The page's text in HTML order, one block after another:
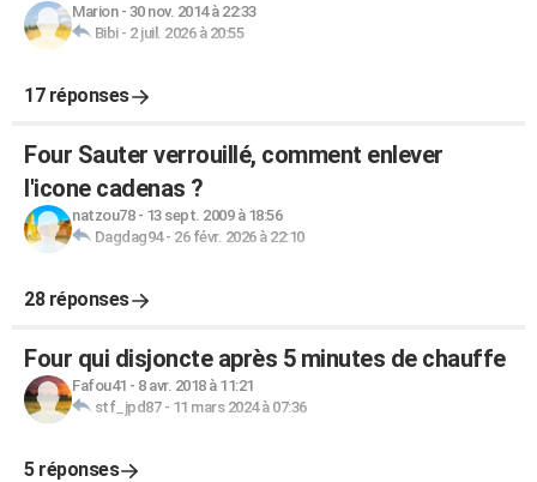
Marion- 30 nov. 2014 à 22:33
Bibi- 2 juil. 2026 à 20:55
17 réponses
Four Sauter verrouillé, comment enlever
l'icone cadenas ?
natzou78- 13 sept. 2009 à 18:56
Dagdag94- 26 févr. 2026 à 22:10
28 réponses
Four qui disjoncte après 5 minutes de chauffe
Fafou41 - 8 avr. 2018 à 11:21
stf_jpd87- 11 mars 2024 à 07:36
5 réponses